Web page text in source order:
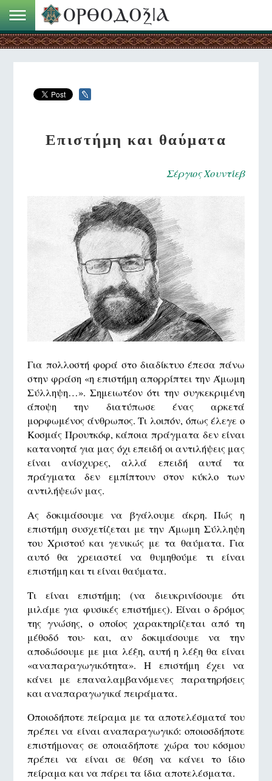
Επιστήμη και θαύματα
Σέργιος Χουντίεβ
Για πολλοστή φορά στο διαδίκτυο έπεσα πάνω
στην φράση «η επιστήμη απορρίπτει την Άμωμη
Σύλληψη…». Σημειωτέον ότι την συγκεκριμένη
άποψη την διατύπωσε ένας αρκετά
μορφωμένος άνθρωπος. Τι λοιπόν, όπως έλεγε ο
Κοσμάς Προυτκόφ, κάποια πράγματα δεν είναι
κατανοητά για μας όχι επειδή οι αντιλήψεις μας
είναι ανίσχυρες, αλλά επειδή αυτά τα
πράγματα δεν εμπίπτουν στον κύκλο των
αντιλήψεών μας.
Ας δοκιμάσουμε να βγάλουμε άκρη. Πώς η
επιστήμη συσχετίζεται με την Άμωμη Σύλληψη
του Χριστού και γενικώς με τα θαύματα. Για
αυτό θα χρειαστεί να θυμηθούμε τι είναι
επιστήμη και τι είναι θαύματα.
Τι είναι επιστήμη; (να διευκρινίσουμε ότι
μιλάμε για φυσικές επιστήμες). Είναι ο δρόμος
της γνώσης, ο οποίος χαρακτηρίζεται από τη
μέθοδό του· και, αν δοκιμάσουμε να την
αποδώσουμε με μια λέξη, αυτή η λέξη θα είναι
«αναπαραγωγικότητα». Η επιστήμη έχει να
κάνει με επαναλαμβανόμενες παρατηρήσεις
και αναπαραγωγικά πειράματα.
Οποιοδήποτε πείραμα με τα αποτελέσματά του
πρέπει να είναι αναπαραγωγικό: οποιοσδήποτε
επιστήμονας σε οποιαδήποτε χώρα του κόσμου
πρέπει να είναι σε θέση να κάνει το ίδιο
πείραμα και να πάρει τα ίδια αποτελέσματα.